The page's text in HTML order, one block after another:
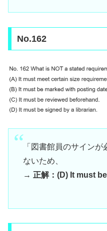
No.162
「図書館員のサイン
ないため、
→ 正解：(D) It must